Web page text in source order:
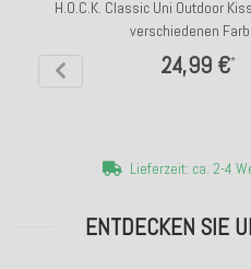
H.O.C.K. Classic Uni Outdoor
verschiedenen
24,99 €*
Lieferzeit: ca. 2-4
ENTDECKEN SIE